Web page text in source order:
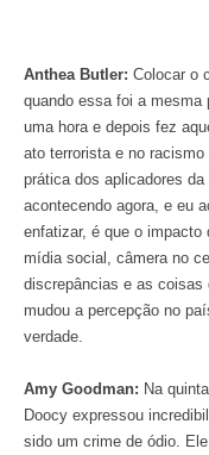
Anthea Butler: Colocar o
quando essa foi a
uma hora e depois fez
ato terrorista e no
prática dos aplicadores
acontecendo agora, e eu
enfatizar, é que o
mídia social, câmera no
discrepâncias e as coisas
mudou a percepção no
verdade.
Amy Goodman: Na
Doocy expressou
sido um crime de ódio.